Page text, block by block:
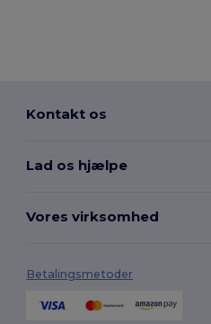
Kontakt os
Lad os hjælpe
Vores virksomhed
Betalingsmetoder